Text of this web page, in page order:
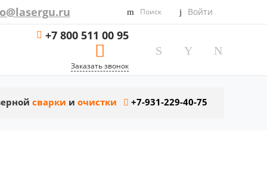
Поиск Войти
+7 800 511 00 95
Заказать звонок
сварки и очистки +7-931-229-40-75